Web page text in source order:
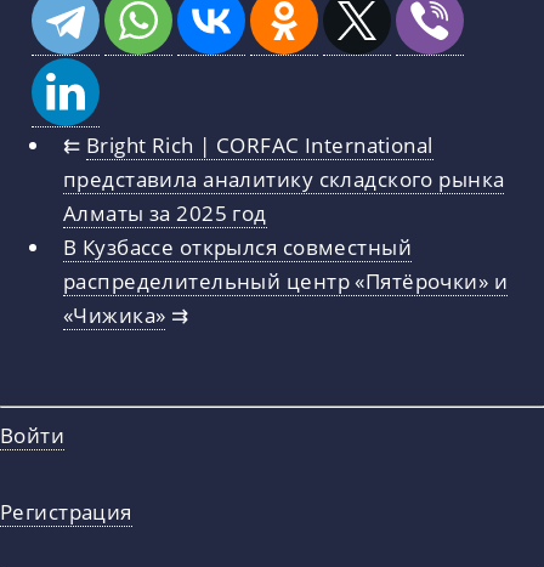
⇇ Bright Rich | CORFAC International
представила аналитику складского рынка
Алматы за 2025 год
В Кузбассе открылся совместный
распределительный центр «Пятёрочки» и
«Чижика» ⇉
Войти
Регистрация